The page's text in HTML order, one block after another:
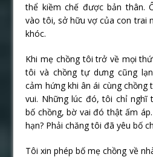
thể kiềm chế được bản thân.
vào tôi, sở hữu vợ của con trai
khóc.
Khi mẹ chồng tôi trở về mọi
tôi và chồng tự dưng cũng
cảm hứng khi ân ái cùng
vui. Những lúc đó, tôi chỉ nghĩ
bố chồng, bờ vai đó thật ấm
hạn? Phải chăng tôi đã yêu bố
Tôi xin phép bố mẹ chồng về